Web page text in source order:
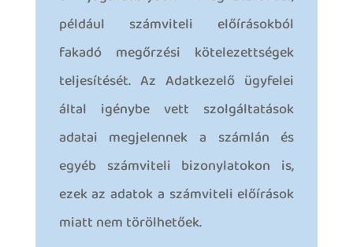
például számviteli előírásokból
fakadó megőrzési kötelezettségek
teljesítését. Az Adatkezelő ügyfelei
által igénybe vett szolgáltatások
adatai megjelennek a számlán és
egyéb számviteli bizonylatokon is,
ezek az adatok a számviteli előírások
miatt nem törölhetőek.